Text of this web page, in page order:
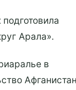
Арала».
в